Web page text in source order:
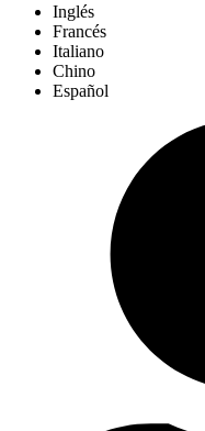
Inglés
Francés
Italiano
Chino
Español